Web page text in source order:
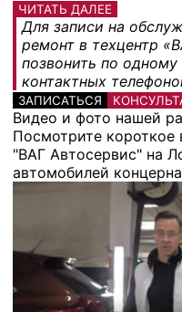
ЧИТАТЬ ДАЛЕЕ
Для записи на
ремонт в техцентр
позвонить по одному
контактных
ЗАПИСАТЬСЯ
Видео и фото нашей
Посмотрите
"ВАГ Автосервис" на
автомобилей концерна